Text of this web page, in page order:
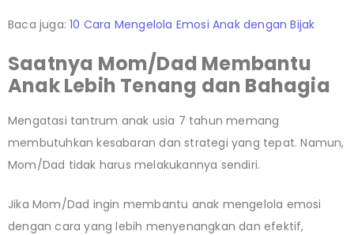
Baca juga:10 Cara Mengelola Emosi Anak dengan Bijak
Saatnya Mom/Dad Membantu
Anak Lebih Tenang dan Bahagia
Mengatasi tantrum anak usia 7 tahun memang
membutuhkan kesabaran dan strategi yang tepat. Namun,
Mom/Dad tidak harus melakukannya sendiri.
Jika Mom/Dad ingin membantu anak mengelola emosi
dengan cara yang lebih menyenangkan dan efektif,